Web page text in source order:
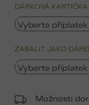
DÁRKOVÁ KARTIČKA
ZABALIT JAKO
Možnosti